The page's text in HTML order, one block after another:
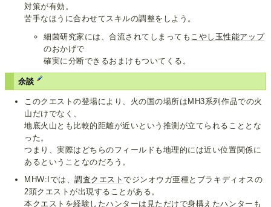
対策が有効。
苦手なほうに合わせてスキルの調整をしよう。
細菌研究家には、合流されてしまっても こやし玉性能アップ
のおかげで
確実に分断できるおまけもついてくる。
余談
このクエストの登場により、火の国の場所はMH3系列作品での火
山だけでなく、
地底火山とも比較的距離が近いという推測が立てられることとな
った。
つまり、実際はどちらのフィールドも地理的には近い位置関係に
あるということなのだろう。
MHW:Iでは、調査クエストでジンオウガ亜種とブラキディオスの
2頭クエストが出現することがある。
本クエストを経験したハンターは見ただけで身構えたハンターも